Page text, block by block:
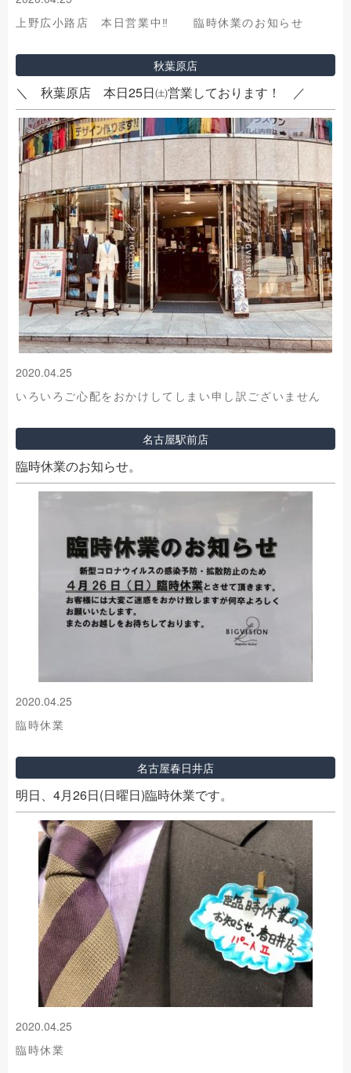
上野広小路店 本日営業中‼ 臨時休業のお知らせ
秋葉原店
＼ 秋葉原店 本日25日㈯営業しております！ ／
2020.04.25
いろいろご心配をおかけしてしまい申し訳ございません
名古屋駅前店
臨時休業のお知らせ。
2020.04.25
臨時休業
名古屋春日井店
明日、4月26日(日曜日)臨時休業です。
2020.04.25
臨時休業